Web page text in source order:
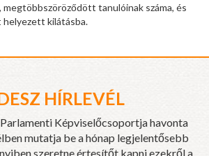
tanulóinak száma, és
kilátásba.
HÍRLEVÉL
Képviselőcsoportja havonta
mutatja be a hónap legjelentősebb
szeretne értesítőt kapni ezekről a